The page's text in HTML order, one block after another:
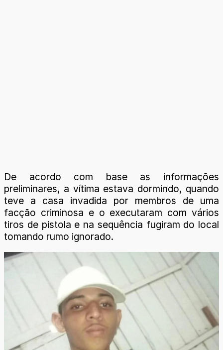
De acordo com base as informações
preliminares, a vítima estava dormindo, quando
teve a casa invadida por membros de uma
facção criminosa e o executaram com vários
tiros de pistola e na sequência fugiram do local
tomando rumo ignorado.